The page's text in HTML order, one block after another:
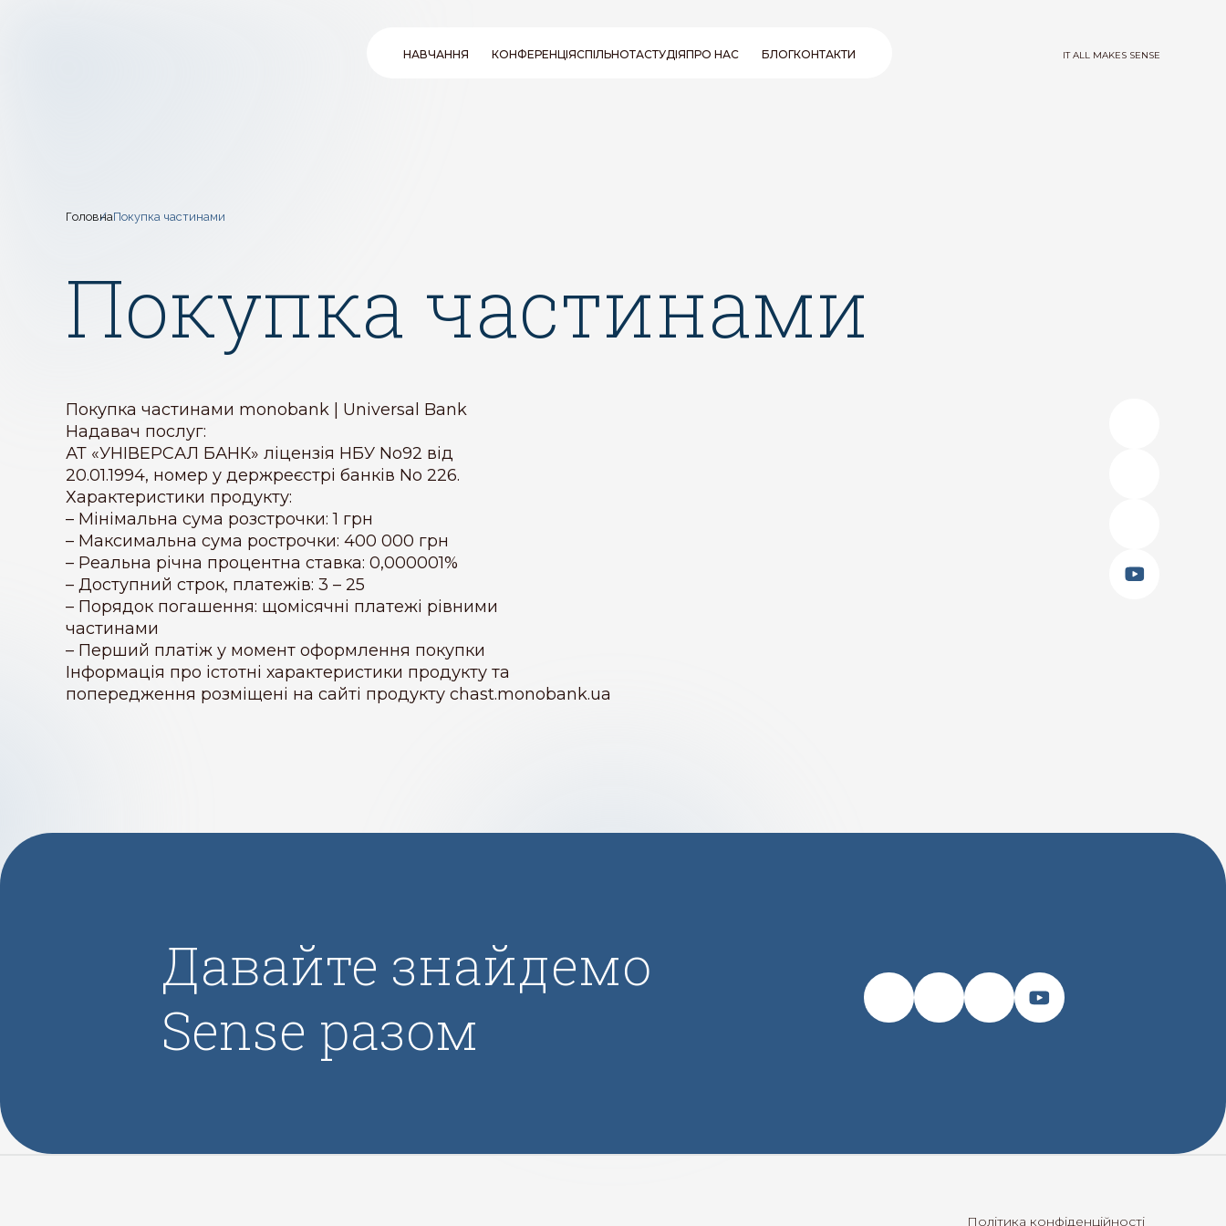
НАВЧАННЯ КОНФЕРЕНЦІЯСПІЛЬНОТАСТУДІЯПРО НАС БЛОГКОНТАКТИ IT ALL MAKES SENSE
ГоловнаПокупка частинами
Покупка частинами
Покупка частинами monobank | Universal Bank
Надавач послуг:
АТ «УНІВЕРСАЛ БАНК» ліцензія НБУ No92 від
20.01.1994, номер у держреєстрі банків No 226.
Характеристики продукту:
– Мінімальна сума розстрочки: 1 грн
– Максимальна сума рострочки: 400 000 грн
– Реальна річна процентна ставка: 0,000001%
– Доступний строк, платежів: 3 – 25
– Порядок погашення: щомісячні платежі рівними
частинами
– Перший платіж у момент оформлення покупки
Інформація про істотні характеристики продукту та
попередження розміщені на сайті продукту chast.monobank.ua
Давайте знайдемо
Sense разом
Політика конфіденційності